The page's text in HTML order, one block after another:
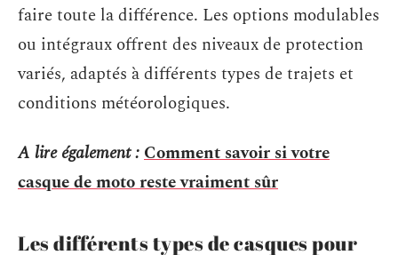
faire toute la différence. Les options modulables
ou intégraux offrent des niveaux de protection
variés, adaptés à différents types de trajets et
conditions météorologiques.
A lire également :Comment savoir si votre
casque de moto reste vraiment sûr
Les différents types de casques pour